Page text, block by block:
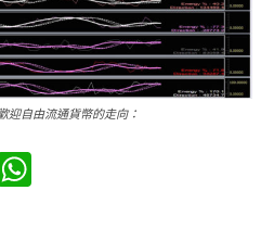
迎自由流通貨幣的走向：
WeChat